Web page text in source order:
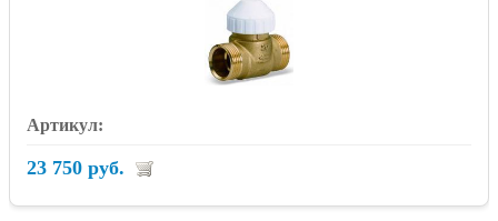
23 750 руб.